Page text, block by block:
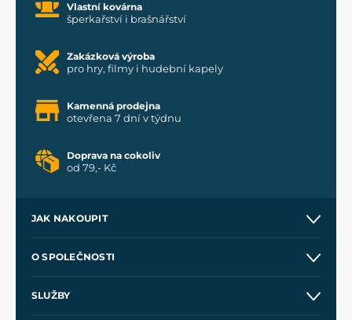
Vlastní kovárna
šperkařství i brašnářství
Zakázková výroba
pro hry, filmy i hudební kapely
Kamenná prodejna
otevřena 7 dní v týdnu
Doprava na cokoliv
od 79,- Kč
JAK NAKOUPIT
Velkoobchod
O SPOLEČNOSTI
SLUŽBY